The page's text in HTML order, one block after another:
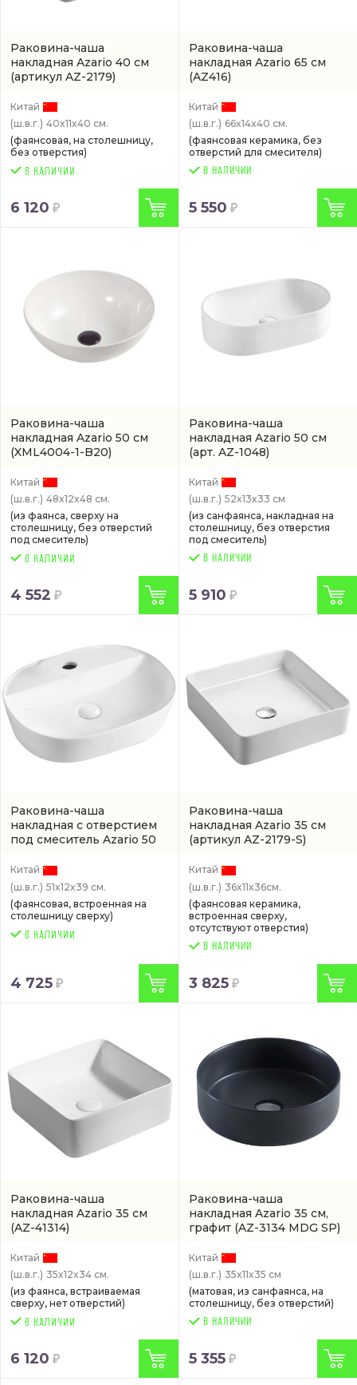
Раковина-чаша
накладная Azario 40 см
(артикул AZ-2179)
Китай
(ш.в.г.) 40x11x40 см.
(фаянсовая, на столешницу,
без отверстия)
6 120
Раковина-чаша
накладная Azario 65 см
(AZ416)
Китай
(ш.в.г.) 66x14x40 см.
(фаянсовая керамика, без
отверстий для смесителя)
В НАЛИЧИИ
5 550
Раковина-чаша
накладная Azario 50 см
(XML4004-1-B20)
Китай
(ш.в.г.) 48x12x48 см.
(из фаянса, сверху на
столешницу, без отверстий
под смеситель)
4 552
Раковина-чаша
накладная Azario 50 см
(арт. AZ-1048)
Китай
(ш.в.г.) 52x13x33 см
(из санфаянса, накладная на
столешницу, без отверстия
под смеситель)
В НАЛИЧИИ
5 910
Раковина-чаша
накладная с отверстием
под смеситель Azario 50
Китай
(ш.в.г.) 51x12x39 см.
(фаянсовая, встроенная на
столешницу сверху)
4 725
Раковина-чаша
накладная Azario 35 см
(артикул AZ-2179-S)
Китай
(ш.в.г.) 36x11x36см.
(фаянсовая керамика,
встроенная сверху,
отсутствуют отверстия)
В НАЛИЧИИ
3 825
Раковина-чаша
накладная Azario 35 см
(AZ-41314)
Китай
(ш.в.г.) 35x12x34 см.
(из фаянса, встраиваемая
сверху, нет отверстий)
6 120
Раковина-чаша
накладная Azario 35 см,
графит (AZ-3134 MDG SP)
Китай
(ш.в.г.) 35x11x35 см
(матовая, из санфаянса, на
столешницу, без отверстий)
В НАЛИЧИИ
5 355